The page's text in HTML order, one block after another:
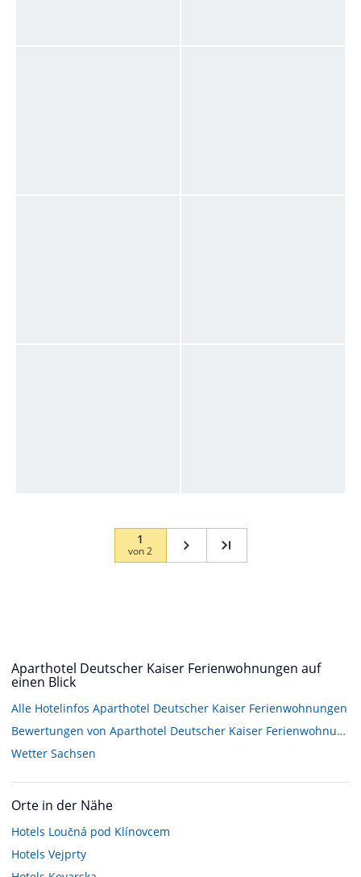
1
von2
Aparthotel Deutscher Kaiser Ferienwohnungen auf
einen Blick
Alle Hotelinfos Aparthotel Deutscher Kaiser Ferienwohnungen
Bewertungen von Aparthotel Deutscher Kaiser Ferienwohnungen
Wetter Sachsen
Orte in der Nähe
Hotels Loučná pod Klínovcem
Hotels Vejprty